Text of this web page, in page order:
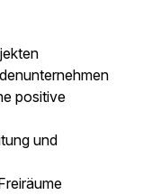
positive
und